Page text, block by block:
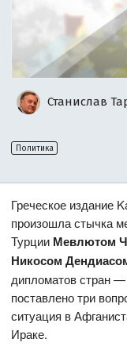
Станислав
Политика
Греческое издание
произошла стычка
Турции Мевлютом
Никосом
дипломатов стран
поставлено три
ситуация в
Ираке.